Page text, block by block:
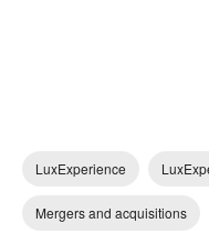
LuxExperience
Mergers and acquisitions